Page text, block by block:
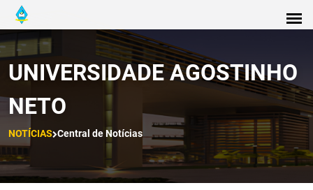
UNIVERSIDADE AGOSTINHO
NETO
NOTÍCIAS Central de Notícias